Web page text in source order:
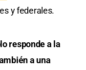
y federales.
responde a la
a una